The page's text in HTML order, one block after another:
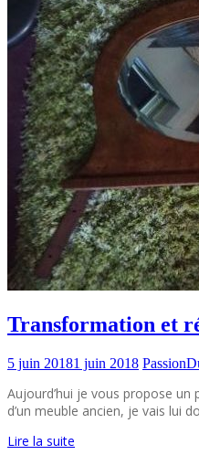
Transformation et
5 juin 20181 juin 2018
Aujourd’hui je vous propose un
d’un meuble ancien, je vais lui
Lire la suite